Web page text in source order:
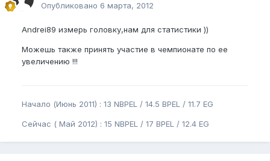
Опубликовано 6 марта, 2012
Andrei89 измерь головку,нам для статистики ))
Можешь также принять участие в чемпионате по ее
увеличению !!!
Начало (Июнь 2011) : 13 NBPEL / 14.5 BPEL / 11.7 EG
Сейчас ( Май 2012) : 15 NBPEL / 17 BPEL / 12.4 EG